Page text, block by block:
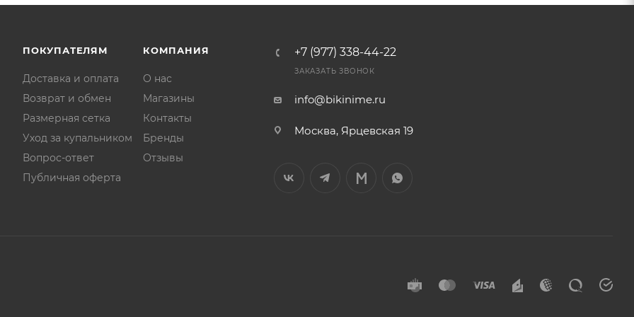
ПОКУПАТЕЛЯМ
Доставка и оплата
Возврат и обмен
Размерная сетка
Уход за купальником
Вопрос-ответ
Публичная оферта
КОМПАНИЯ
О нас
Магазины
Контакты
Бренды
Отзывы
+7 (977) 338-44-22
ЗАКАЗАТЬ ЗВОНОК
info@bikinime.ru
Москва, Ярцевская 19